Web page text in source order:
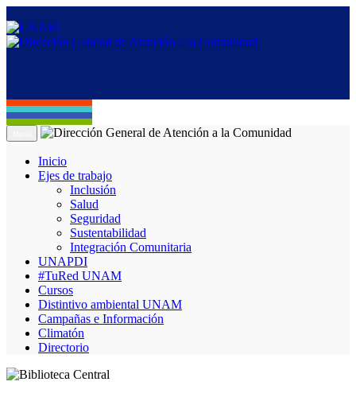
Inicio
Ejes de trabajo
Inclusión
Salud
Seguridad
Sustentabilidad
Integración Comunitaria
UNAPDI
#TuRed UNAM
Cursos
Distintivo ambiental UNAM
Campañas e Información
Climatón
Directorio